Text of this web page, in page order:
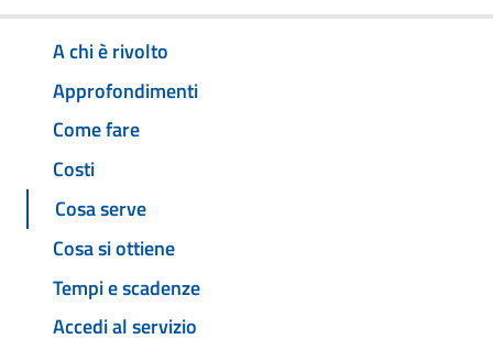
A chi è rivolto
Approfondimenti
Come fare
Costi
Cosa serve
Cosa si ottiene
Tempi e scadenze
Accedi al servizio